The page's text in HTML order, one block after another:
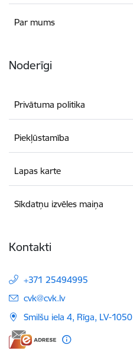
Par mums
Noderīgi
Privātuma politika
Piekļūstamība
Lapas karte
Sīkdatņu izvēles maiņa
Kontakti
+371 25494995
E-pasts:
cvk@cvk.lv
Smilšu iela 4, Rīga, LV-1050